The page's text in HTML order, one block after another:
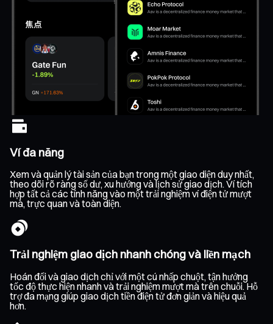
Ví đa năng
Xem và quản lý tài sản của bạn trong một giao diện duy nhất,
theo dõi rõ ràng số dư, xu hướng và lịch sử giao dịch. Ví tích
hợp tất cả các tính năng vào một trải nghiệm ví điện tử mượt
mà, trực quan và toàn diện.
Trải nghiệm giao dịch nhanh chóng và liền mạch
Hoán đổi và giao dịch chỉ với một cú nhấp chuột, tận hưởng
tốc độ thực hiện nhanh và trải nghiệm mượt mà trên chuỗi. Hỗ
trợ đa mạng giúp giao dịch tiền điện tử đơn giản và hiệu quả
hơn.